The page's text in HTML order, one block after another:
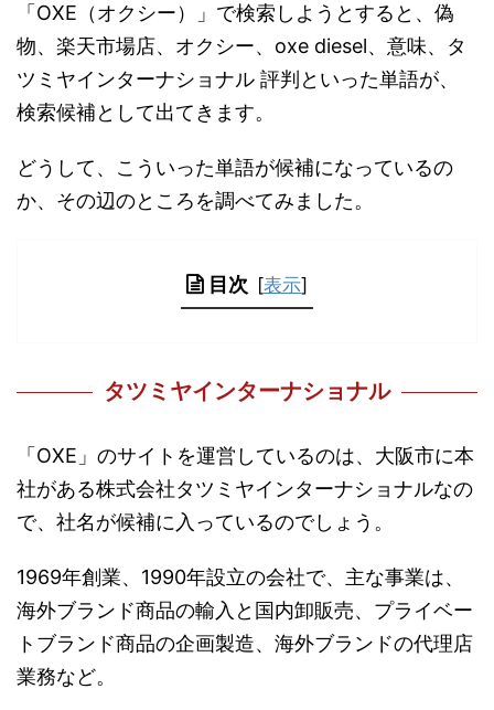
「OXE（オクシー）」で検索しようとすると、偽
物、楽天市場店、オクシー、oxe diesel、意味、タ
ツミヤインターナショナル 評判といった単語が、
検索候補として出てきます。
どうして、こういった単語が候補になっているの
か、その辺のところを調べてみました。
目次 [表示]
タツミヤインターナショナル
「OXE」のサイトを運営しているのは、大阪市に本
社がある株式会社タツミヤインターナショナルなの
で、社名が候補に入っているのでしょう。
1969年創業、1990年設立の会社で、主な事業は、
海外ブランド商品の輸入と国内卸販売、プライベー
トブランド商品の企画製造、海外ブランドの代理店
業務など。